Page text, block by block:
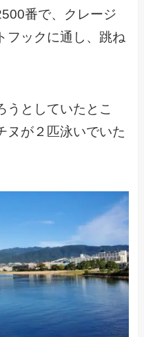
番で、クレージ
フックに通し、跳ね
うとしていたとこ
ヌが２匹泳いでいた